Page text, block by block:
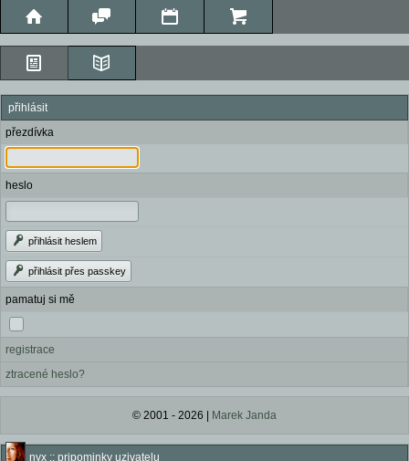
přihlásit
přezdívka
heslo
přihlásit heslem
přihlásit přes passkey
pamatuj si mě
registrace
ztracené heslo?
© 2001 - 2026 | Marek Janda
nyx :: pripominky uzivatelu